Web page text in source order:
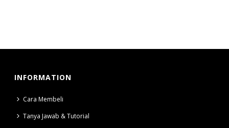
INFORMATION
Cara Membeli
Tanya Jawab & Tutorial